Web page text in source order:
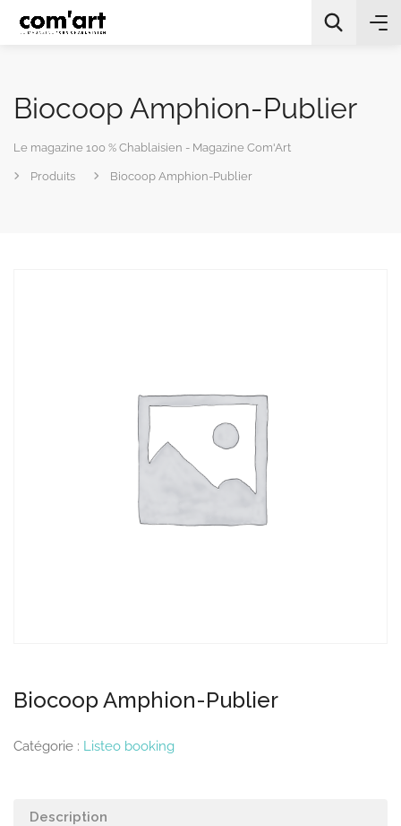
Biocoop Amphion-Publier
Le magazine 100 % Chablaisien - Magazine Com'Art
Produits Biocoop Amphion-Publier
Biocoop Amphion-Publier
Catégorie : Listeo booking
Description